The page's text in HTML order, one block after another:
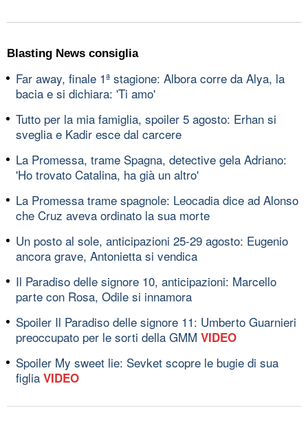
Blasting News consiglia
Far away, finale 1ª stagione: Albora corre da Alya, la
bacia e si dichiara: 'Ti amo'
Tutto per la mia famiglia, spoiler 5 agosto: Erhan si
sveglia e Kadir esce dal carcere
La Promessa, trame Spagna, detective gela Adriano:
'Ho trovato Catalina, ha già un altro'
La Promessa trame spagnole: Leocadia dice ad Alonso
che Cruz aveva ordinato la sua morte
Un posto al sole, anticipazioni 25-29 agosto: Eugenio
ancora grave, Antonietta si vendica
Il Paradiso delle signore 10, anticipazioni: Marcello
parte con Rosa, Odile si innamora
Spoiler Il Paradiso delle signore 11: Umberto Guarnieri
preoccupato per le sorti della GMM VIDEO
Spoiler My sweet lie: Sevket scopre le bugie di sua
figlia VIDEO